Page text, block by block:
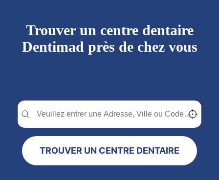
Trouver un centre dentaire
Dentimad près de chez vous
Trouver un centre dentaire Dentimad près de
Trouver un centre dentaire Dentimad près de chez vous Localisez-
TROUVER UN CENTRE DENTAIRE